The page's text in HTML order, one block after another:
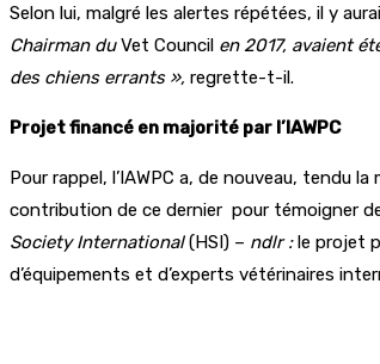
Selon lui, malgré les alertes répétées, il y
Chairman duVet Council en 2017, avaient
des chiens errants », regrette-t-il.
Projet financé en majorité par l’IAWPC
Pour rappel, l’IAWPC a, de nouveau, tendu
contribution de ce dernier pour témoigner
Society International(HSI) – ndlr :le projet
d’équipements et d’experts vétérinaires